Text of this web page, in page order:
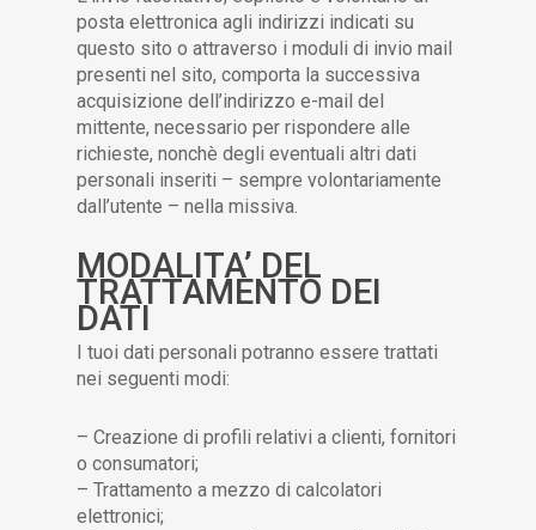
posta elettronica agli indirizzi indicati su
questo sito o attraverso i moduli di invio mail
presenti nel sito, comporta la successiva
acquisizione dell’indirizzo e-mail del
mittente, necessario per rispondere alle
richieste, nonchè degli eventuali altri dati
personali inseriti – sempre volontariamente
dall’utente – nella missiva.
MODALITA’ DEL
TRATTAMENTO DEI
DATI
I tuoi dati personali potranno essere trattati
nei seguenti modi:
– Creazione di profili relativi a clienti, fornitori
o consumatori;
– Trattamento a mezzo di calcolatori
elettronici;